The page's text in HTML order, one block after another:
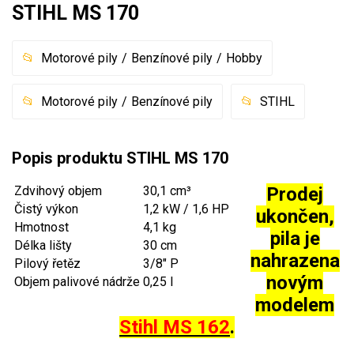
Křovinořezy a vyžínače
Benzínové křovinořezy a vyžínače
Hobby
Farmářské
Profesionální
Aku pily
STIHL MS 170
Motorové pily Benzínové pily Hobby
Motorové pily Benzínové pily STIHL
Popis produktu STIHL MS 170
Zdvihový objem
30,1 cm³
Čistý výkon
1,2 kW / 1,6 HP
Hmotnost
4,1 kg
Délka lišty
30 cm
Pilový řetěz
3/8" P
Objem palivové nádrže 0,25 l
Prodej
ukončen,
pila je
nahrazena
novým
modelem
Stihl MS 162.